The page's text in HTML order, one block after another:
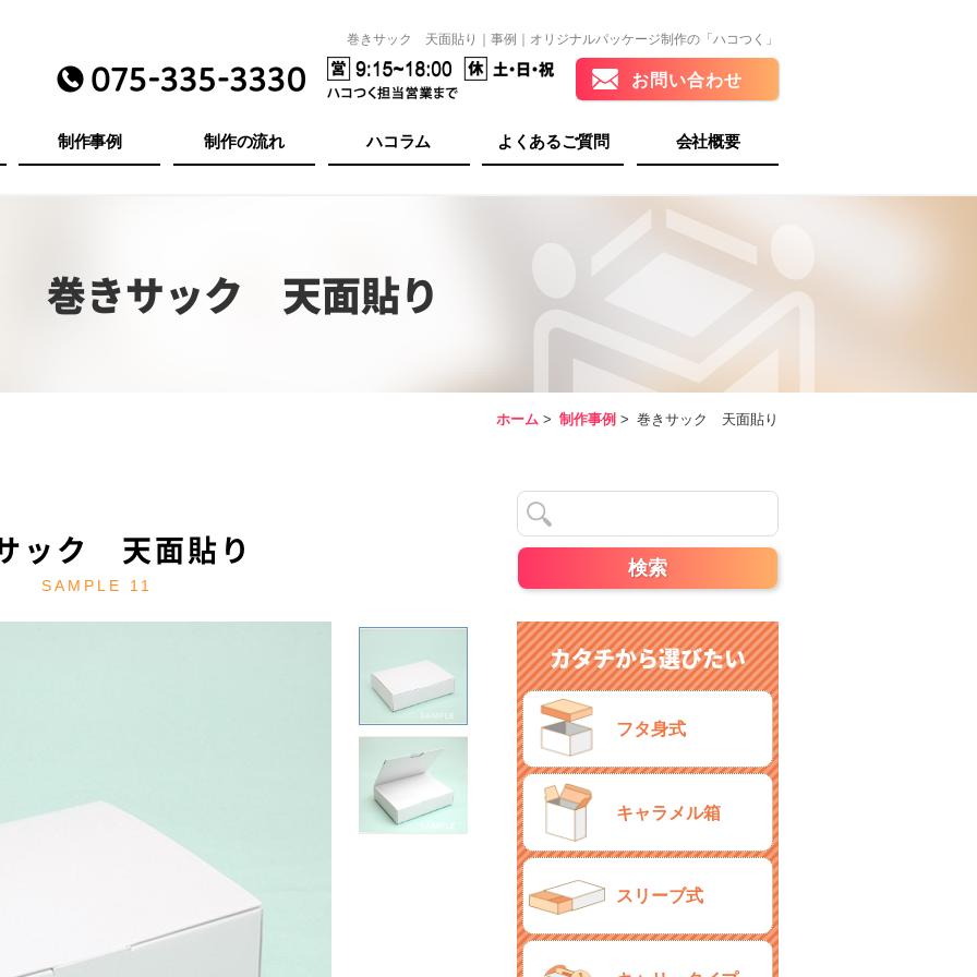
巻きサック 天面貼り｜事例｜オリジナルパッケージ制作の「ハコつく」
お問い合わせ
制作事例 制作の流れ ハコラム よくあるご質問 会社概要
巻きサック 天面貼り
ホーム > 制作事例 > 巻きサック 天面貼り
サック 天面貼り
SAMPLE 11
カタチから選びたい
フタ身式
キャラメル箱
スリーブ式